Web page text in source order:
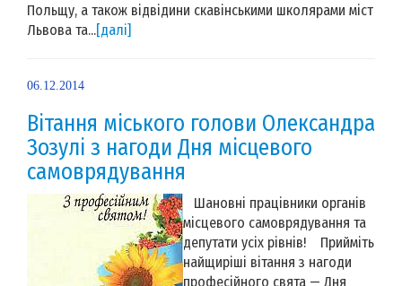
Польщу, а також відвідини скавінськими школярами міст
Львова та...[далі]
06.12.2014
Вітання міського голови Олександра
Зозулі з нагоди Дня місцевого
самоврядування
Шановні працівники органів
місцевого самоврядування та
депутати усіх рівнів! Прийміть
найщиріші вітання з нагоди
професійного свята — Дня